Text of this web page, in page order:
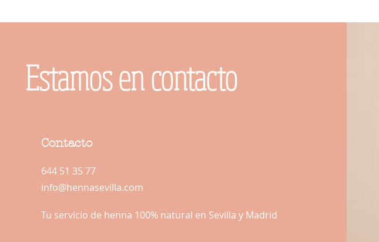
Contacto
644 51 35 77
info@hennasevilla.com
Tu servicio de henna 100% natural en Sevilla y Madrid
Estamos en contacto